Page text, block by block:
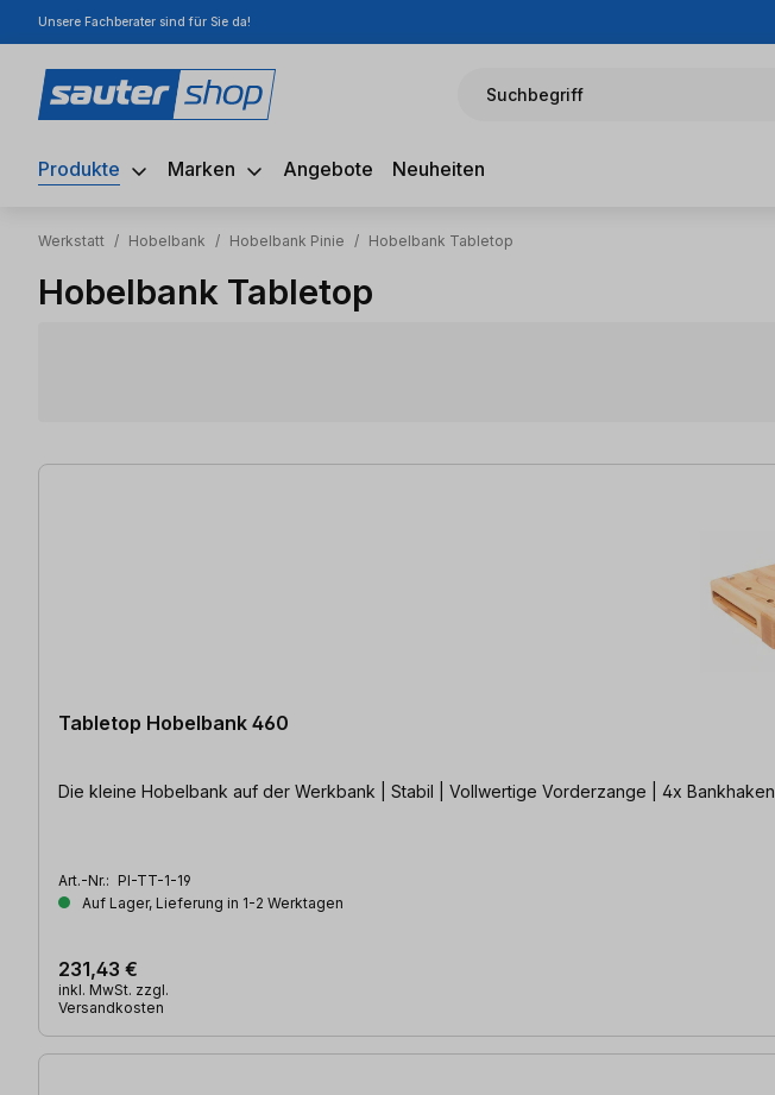
Hauptinhalt springen
Zur Suche springen
Zur Hauptnavigation springen
Unsere Fachberater sind für Sie da!
Suchbegriff
Produkte Marken Angebote Neuheiten
Werkstatt / Hobelbank / Hobelbank Pinie / Hobelbank Tabletop
Hobelbank Tabletop
2 Artikel gefunden
Tabletop Hobelbank 460
Die kleine Hobelbank auf der Werkbank | Stabil | Vollwertige Vorderzange | 4x Bankhaken
Art.-Nr.: PI-TT-1-19
Auf Lager, Lieferung in 1-2 Werktagen
231,43 €
inkl. MwSt. zzgl.
Versandkosten